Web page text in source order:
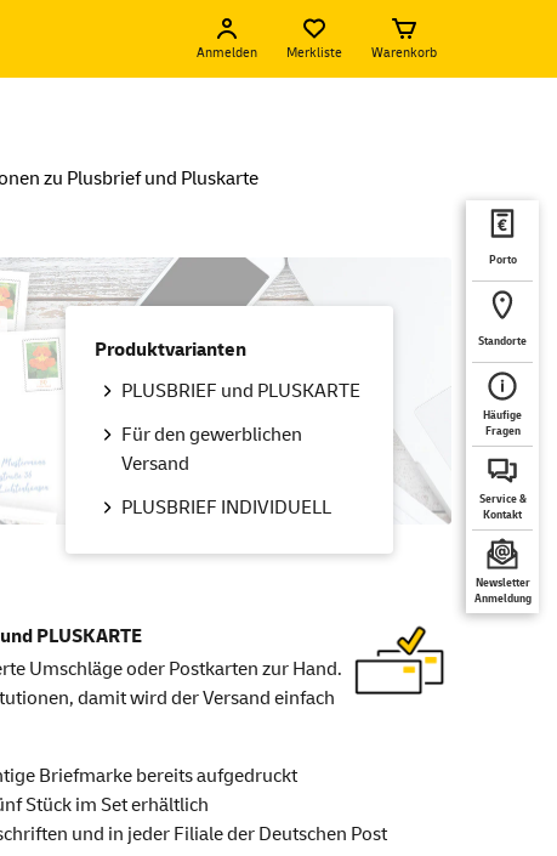
Anmelden Merkliste Warenkorb
Porto
Standorte
Häufige
Fragen
Service &
Kontakt
Newsletter
Anmeldung
zu Plusbrief und Pluskarte
Produktvarianten
PLUSBRIEF und PLUSKARTE
Für den gewerblichen
Versand
PLUSBRIEF INDIVIDUELL
PLUSKARTE
Umschläge oder Postkarten zur Hand.
damit wird der Versand einfach
Briefmarke bereits aufgedruckt
Stück im Set erhältlich
und in jeder Filiale der Deutschen Post